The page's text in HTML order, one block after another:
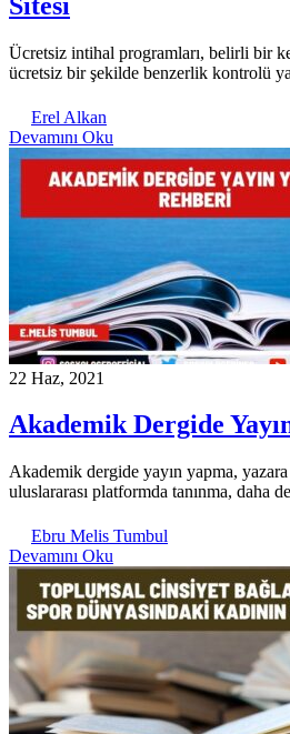
Ücretsiz intihal programları, belirli bir
ücretsiz bir şekilde benzerlik kontrolü
Erel Alkan
Devamını Oku
22 Haz, 2021
Akademik Dergide
Akademik dergide yayın yapma,
uluslararası platformda tanınma, daha
Ebru Melis Tumbul
Devamını Oku